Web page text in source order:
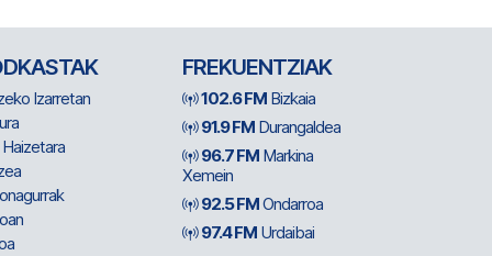
Izarretan
FREKUENTZIAK
102.6 FM Bizkaia
91.9 FM Durangaldea
96.7 FM Markina
Xemein
92.5 FMOndarroa
97.4 FM Urdaibai